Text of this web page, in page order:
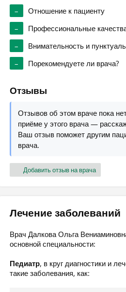
–
Отношение к пациенту
–
Профессиональные
–
Внимательность и
–
Порекомендуете ли врача?
Отзывы
Отзывов об этом враче пока
приёме у этого врача —
Ваш отзыв поможет другим
врача.
Добавить отзыв на врача
Лечение заболеваний
Врач Далкова Ольга
основной специальности:
Педиатр, в круг диагностики и
такие заболевания, как: